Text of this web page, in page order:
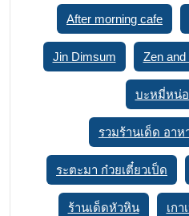
After morning cafe
Jin Dimsum Zen
บะหมี่หน่
รวมร้านเด็ด อาห
ระตะมา ก๋วยเตี๋ยวเป็ด
ร้านเด็ดหัวหิน เก